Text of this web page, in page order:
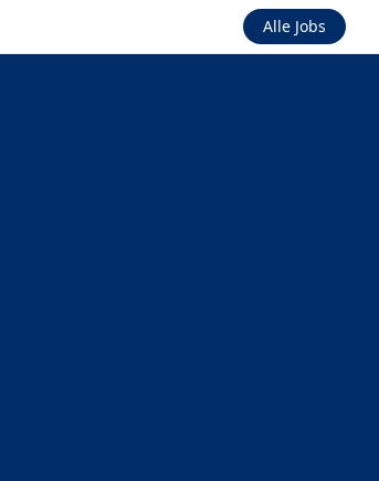
Alle Jobs